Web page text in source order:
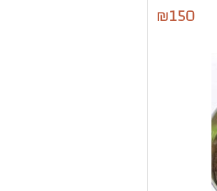
₪150